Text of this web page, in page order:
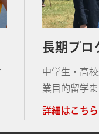
長期プロ
中学生・高
業目的留学ま
詳細はこちら